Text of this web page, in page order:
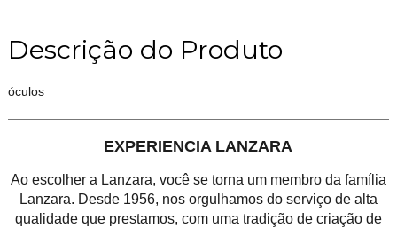
Descrição do Produto
óculos
EXPERIENCIA LANZARA
Ao escolher a Lanzara, você se torna um membro da família
Lanzara. Desde 1956, nos orgulhamos do serviço de alta
qualidade que prestamos, com uma tradição de criação de